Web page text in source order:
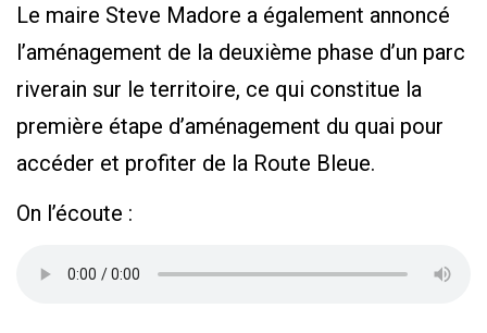
Le maire Steve Madore a également annoncé
l’aménagement de la deuxième phase d’un parc
riverain sur le territoire, ce qui constitue la
première étape d’aménagement du quai pour
accéder et profiter de la Route Bleue.
On l’écoute :